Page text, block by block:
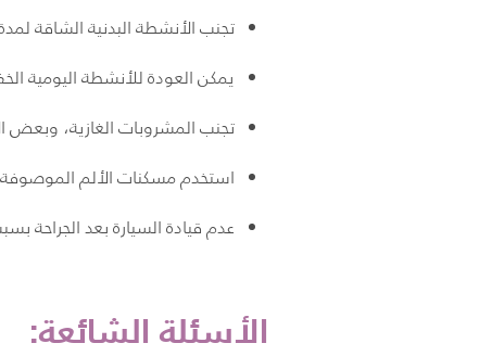
تجنب الأنشطة البدنية الشاقة
يمكن العودة للأنشطة اليومية
تجنب المشروبات الغازية، وبعض
استخدم مسكنات الألم الموصوفة
عدم قيادة السيارة بعد الجراحة
الأسئلة الشائعة: